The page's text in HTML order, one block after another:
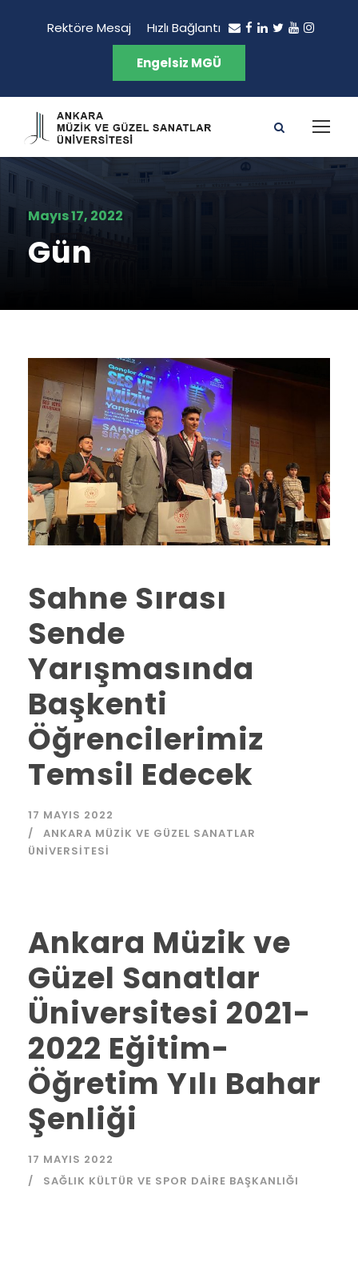
Rektöre Mesaj Hızlı Bağlantı
Engelsiz MGÜ
Mayıs 17, 2022
Gün
Sahne Sırası
Sende
Yarışmasında
Başkenti
Öğrencilerimiz
Temsil Edecek
17 MAYIS 2022
ANKARA MÜZIK VE GÜZEL SANATLAR
ÜNIVERSITESI
Ankara Müzik ve
Güzel Sanatlar
Üniversitesi 2021-
2022 Eğitim-
Öğretim Yılı Bahar
Şenliği
17 MAYIS 2022
SAĞLIK KÜLTÜR VE SPOR DAIRE BAŞKANLIĞI